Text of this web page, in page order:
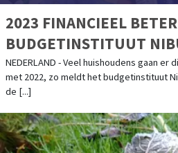
2023 FINANCIEEL
BUDGETINSTITUUT
NEDERLAND - Veel huishoudens gaan
met 2022, zo meldt het budgetinstituut
de [...]